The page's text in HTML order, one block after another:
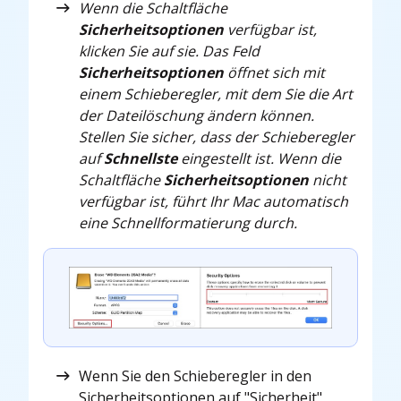
Wenn die Schaltfläche
Sicherheitsoptionen verfügbar ist,
klicken Sie auf sie. Das Feld
Sicherheitsoptionen öffnet sich mit
einem Schieberegler, mit dem Sie die Art
der Dateilöschung ändern können.
Stellen Sie sicher, dass der Schieberegler
aufSchnellsteeingestellt ist. Wenn die
SchaltflächeSicherheitsoptionen nicht
verfügbar ist, führt Ihr Mac automatisch
eine Schnellformatierung durch.
Wenn Sie den Schieberegler in den